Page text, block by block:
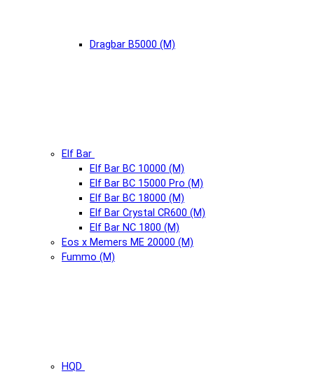
Dragbar B5000 (М)
Elf Bar
Elf Bar BC 10000 (М)
Elf Bar BC 15000 Pro (М)
Elf Bar BC 18000 (М)
Elf Bar Crystal CR600 (М)
Elf Bar NC 1800 (М)
Eos x Memers ME 20000 (М)
Fummo (М)
HQD